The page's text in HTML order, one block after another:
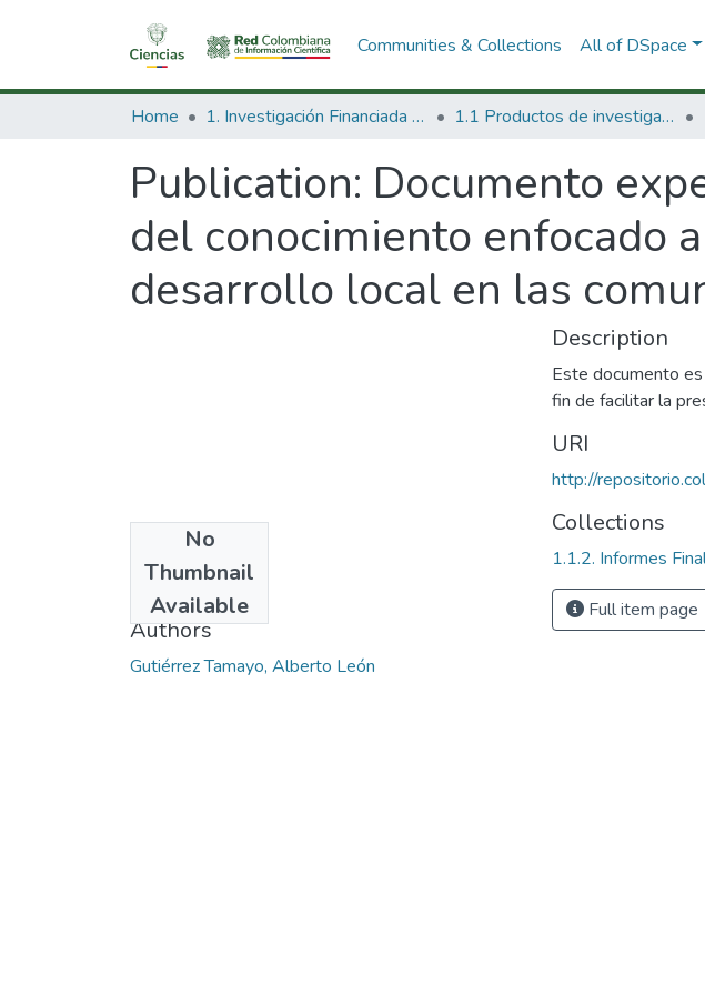
Communities & Collections All of DSpace
Home 1. Investigación Financiada con Recursos Públicos 1.1 Productos de investigación
Publication: Documento
del conocimiento enfocado
desarrollo local en las
No
Thumbnail
Available
2014
Authors
Gutiérrez Tamayo, Alberto León
Description
Este documento
fin de facilitar la
URI
http://
Collections
1.1.2. Informes
Full item page